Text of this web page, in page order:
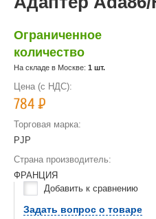
Ограниченное
количество
На складе в Москве: 1 шт.
Цена (с НДС):
784Р
Торговая марка:
PJP
Страна производитель:
ФРАНЦИЯ
Добавить к сравнению
Задать вопрос о товаре